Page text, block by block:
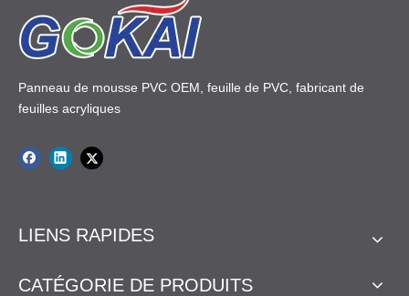
Feuille GPPS
Panneau de mousse PVC OEM, feuille de PVC, fabricant de
feuilles acryliques
LIENS RAPIDES
CATÉGORIE DE PRODUITS